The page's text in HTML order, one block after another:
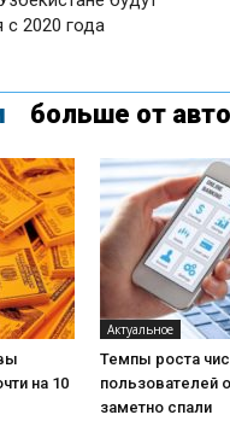
с 2020 года
больше от
на 10
Актуальное
Темпы роста
пользователей
заметно спали